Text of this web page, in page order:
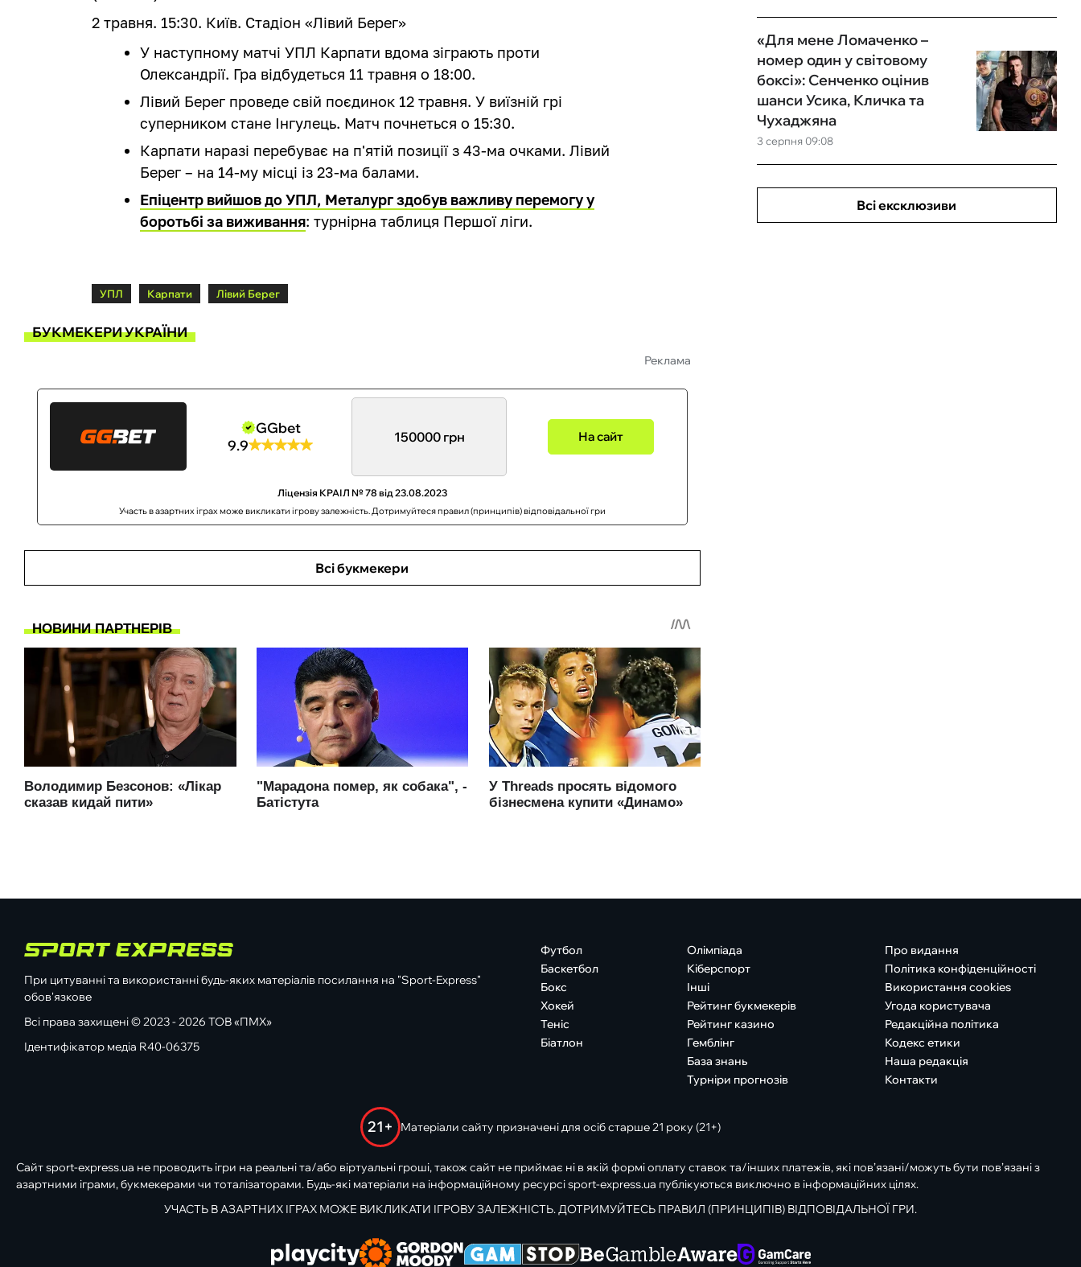
2 травня. 15:30. Київ. Стадіон «Лівий Берег»
У наступному матчі УПЛ Карпати вдома зіграють проти
Олександрії. Гра відбудеться 11 травня о 18:00.
Лівий Берег проведе свій поєдинок 12 травня. У виїзній грі
суперником стане Інгулець. Матч почнеться о 15:30.
Карпати наразі перебуває на п'ятій позиції з 43-ма очками. Лівий
Берег – на 14-му місці із 23-ма балами.
Епіцентр вийшов до УПЛ, Металург здобув важливу перемогу у
боротьбі за виживання: турнірна таблиця Першої ліги.
УПЛ Карпати Лівий Берег
БУКМЕКЕРИ УКРАЇНИ
Реклама
GGbet
9.9
150000 грн На сайт
Ліцензія КРАІЛ № 78 від 23.08.2023
Участь в азартних іграх може викликати ігрову залежність. Дотримуйтеся правил (принципів) відповідальної гри
Всі букмекери
3 серпня 09:08
«Для мене Ломаченко –
номер один у світовому
боксі»: Сенченко оцінив
шанси Усика, Кличка та
Чухаджяна
Всі ексклюзиви
При цитуванні та використанні будь-яких матеріалів посилання на "Sport-Express"
обов'язкове
Всі права захищені © 2023 - 2026 ТОВ «ПМХ»
Ідентифікатор медіа R40-06375
Футбол
Баскетбол
Бокс
Хокей
Теніс
Біатлон
Олімпіада
Кіберспорт
Інші
Рейтинг букмекерів
Рейтинг казино
Гемблінг
База знань
Турніри прогнозів
Про видання
Політика конфіденційності
Використання cookies
Угода користувача
Редакційна політика
Кодекс етики
Наша редакція
Контакти
21+ Матеріали сайту призначені для осіб старше 21 року (21+)
Сайт sport-express.ua не проводить ігри на реальні та/або віртуальні гроші, також сайт не приймає ні в якій формі оплату ставок та/інших платежів, які пов’язані/можуть бути пов’язані з
азартними іграми, букмекерами чи тоталізаторами. Будь-які матеріали на інформаційному ресурсі sport-express.ua публікуються виключно в інформаційних цілях.
УЧАСТЬ В АЗАРТНИХ ІГРАХ МОЖЕ ВИКЛИКАТИ ІГРОВУ ЗАЛЕЖНІСТЬ. ДОТРИМУЙТЕСЬ ПРАВИЛ (ПРИНЦИПІВ) ВІДПОВІДАЛЬНОЇ ГРИ.